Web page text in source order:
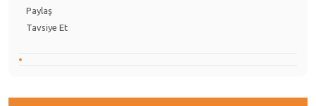
Paylaş
Tavsiye Et